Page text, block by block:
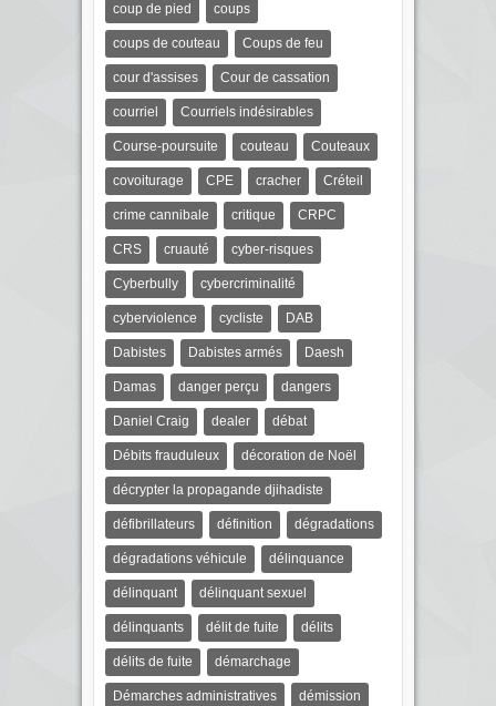
coup de pied coups
coups de couteau Coups de feu
cour d'assises Cour de cassation
courriel Courriels indésirables
Course-poursuite couteau Couteaux
covoiturage CPE cracher Créteil
crime cannibale critique CRPC
CRS cruauté cyber-risques
Cyberbully cybercriminalité
cyberviolence cycliste DAB
Dabistes Dabistes armés Daesh
Damas danger perçu dangers
Daniel Craig dealer débat
Débits frauduleux décoration de Noël
décrypter la propagande djihadiste
défibrillateurs définition dégradations
dégradations véhicule délinquance
délinquant délinquant sexuel
délinquants délit de fuite délits
délits de fuite démarchage
Démarches administratives démission